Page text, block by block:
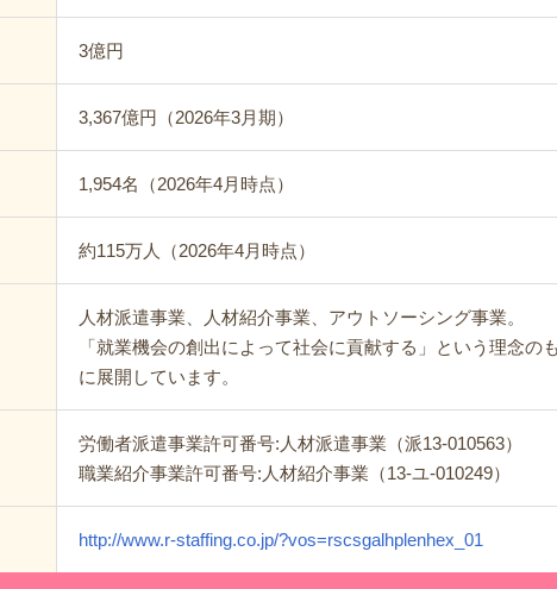
3億円
3,367億円（2026年3月期）
1,954名（2026年4月時点）
約115万人（2026年4月時点）
人材派遣事業、人材紹介事業、アウトソーシング事業。
「就業機会の創出によって社会に貢献する」という理念の
に展開しています。
労働者派遣事業許可番号:人材派遣事業（派13-010563）
職業紹介事業許可番号:人材紹介事業（13-ユ-010249）
http://www.r-staffing.co.jp/?vos=rscsgalhplenhex_01